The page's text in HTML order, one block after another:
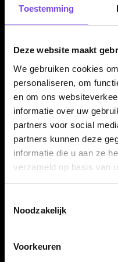
Toestemming
Deze website maakt
We gebruiken cookies
personaliseren, om
en om ons
informatie over uw
partners voor social
partners kunnen deze
informatie die u aan ze
verzameld op basis van
Noodzakelijk
Voorkeuren
De Mission Rhys Griffin
complete set dartpijlen.
player flight voor je
Kenmerken van de
✓ Originele Mission
✓
✓
Geschikt als